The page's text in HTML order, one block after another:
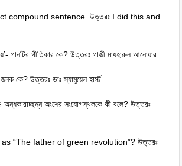
compound sentence. উত্তরঃ I did this and
গানটির গীতিকার কে? উত্তরঃ গাজী মাযহারুল আনোয়ার
কে? উত্তরঃ ডাঃ স্যামুয়েল হার্স্ট
অন্ধকারাচ্ছন্ন অংশের সংযোগস্থলকে কী বলে? উত্তরঃ
“The father of green revolution”? উত্তরঃ